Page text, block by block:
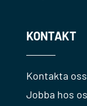
KONTAKT
Kontakta oss
Jobba hos